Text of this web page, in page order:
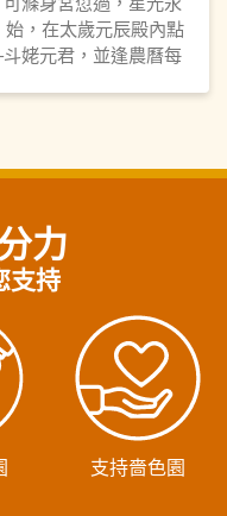
，在太歲元辰殿內點
姥元君，並逢農曆每
力
支持
支持嗇色園